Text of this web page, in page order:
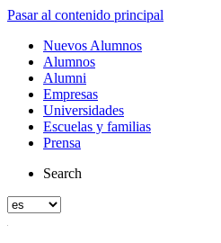
Pasar al contenido principal
Nuevos Alumnos
Alumnos
Alumni
Empresas
Universidades
Escuelas y familias
Prensa
Search